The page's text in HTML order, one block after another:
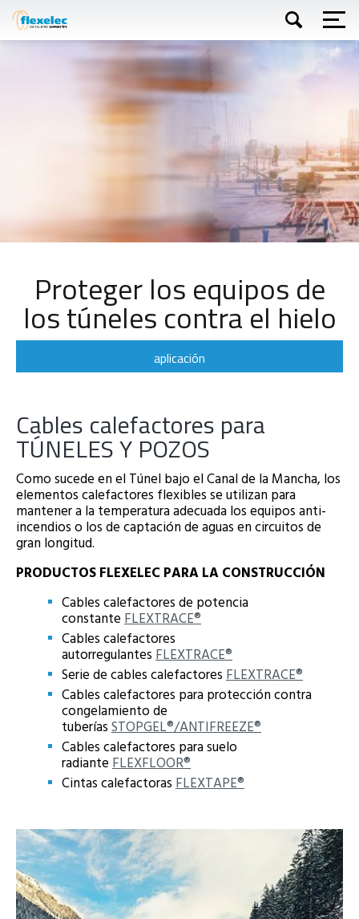
Skip
to
main
Proteger los equipos de
los túneles contra el hielo
aplicación
Cables calefactores para
TÚNELES Y POZOS
Como sucede en el Túnel bajo el Canal de la Mancha, los
elementos calefactores flexibles se utilizan para
mantener a la temperatura adecuada los equipos anti-
incendios o los de captación de aguas en circuitos de
gran longitud.
PRODUCTOS FLEXELEC PARA LA CONSTRUCCIÓN
Cables calefactores de potencia
constante FLEXTRACE®
Cables calefactores
autorregulantes FLEXTRACE®
Serie de cables calefactores FLEXTRACE®
Cables calefactores para protección contra
congelamiento de
tuberías STOPGEL®/ANTIFREEZE®
Cables calefactores para suelo
radiante FLEXFLOOR®
Cintas calefactoras FLEXTAPE®